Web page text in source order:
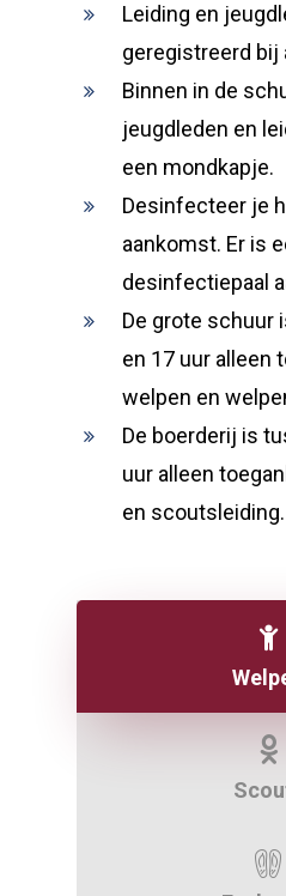
Leiding en
geregistreerd bij
Binnen in de
jeugdleden en
een mondkapje.
Desinfecteer je
aankomst. Er is
desinfectiepaal
De grote schuur
en 17 uur alleen
welpen en
De boerderij is
uur alleen
en scoutsleiding.